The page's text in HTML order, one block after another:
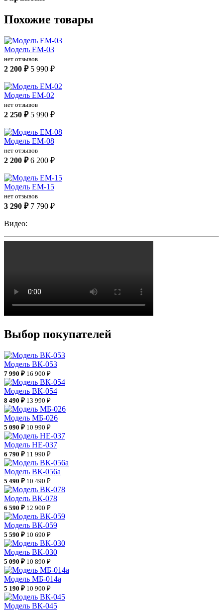
Похожие товары
Модель ЕМ-03
нет отзывов
2 200 ₽ 5 990 ₽
Модель ЕМ-02
нет отзывов
2 250 ₽ 5 990 ₽
Модель ЕМ-08
нет отзывов
2 200 ₽ 6 200 ₽
Модель ЕМ-15
нет отзывов
3 290 ₽ 7 790 ₽
Видео:
Выбор покупателей
Модель ВК-053
7 990 ₽ 16 900 ₽
Модель ВК-054
8 490 ₽ 13 990 ₽
Модель МБ-026
5 090 ₽ 10 990 ₽
Модель НЕ-037
6 790 ₽ 11 990 ₽
Модель ВК-056а
5 490 ₽ 10 490 ₽
Модель ВК-078
6 590 ₽ 12 900 ₽
Модель ВК-059
5 590 ₽ 10 690 ₽
Модель ВК-030
5 090 ₽ 10 890 ₽
Модель МБ-014а
5 190 ₽ 10 900 ₽
Модель ВК-045